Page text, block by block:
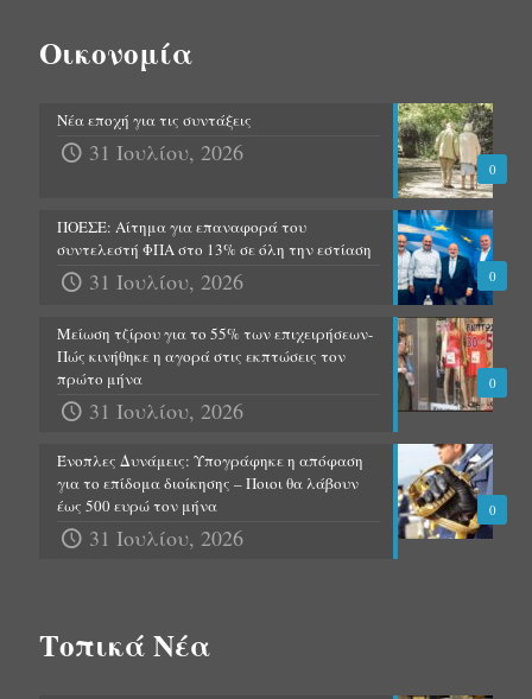
Οικονομία
0
Νέα εποχή για τις συντάξεις
31 Ιουλίου, 2026
0
ΠΟΕΣΕ: Αίτημα για επαναφορά του
συντελεστή ΦΠΑ στο 13% σε όλη την εστίαση
31 Ιουλίου, 2026
0
Μείωση τζίρου για το 55% των επιχειρήσεων-
Πώς κινήθηκε η αγορά στις εκπτώσεις τον
πρώτο μήνα
31 Ιουλίου, 2026
0
Ένοπλες Δυνάμεις: Υπογράφηκε η απόφαση
για το επίδομα διοίκησης – Ποιοι θα λάβουν
έως 500 ευρώ τον μήνα
31 Ιουλίου, 2026
Τοπικά Νέα